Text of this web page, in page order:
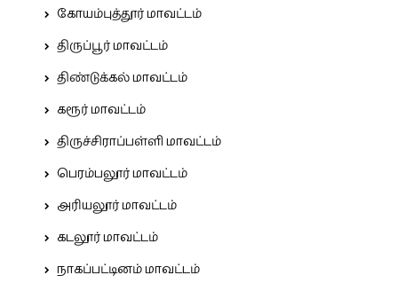
கோயம்புத்தூர் மாவட்டம்
திருப்பூர் மாவட்டம்
திண்டுக்கல் மாவட்டம்
கரூர் மாவட்டம்
திருச்சிராப்பள்ளி மாவட்டம்
பெரம்பலூர் மாவட்டம்
அரியலூர் மாவட்டம்
கடலூர் மாவட்டம்
நாகப்பட்டினம் மாவட்டம்